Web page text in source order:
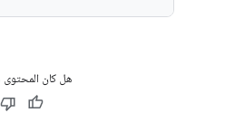
هل كان المحتوى